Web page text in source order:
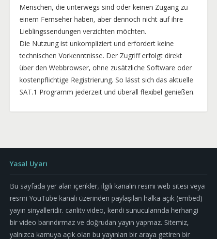
Menschen, die unterwegs sind oder keinen Zugang zu
einem Fernseher haben, aber dennoch nicht auf ihre
Lieblingssendungen verzichten möchten.
Die Nutzung ist unkompliziert und erfordert keine
technischen Vorkenntnisse. Der Zugriff erfolgt direkt
über den Webbrowser, ohne zusätzliche Software oder
kostenpflichtige Registrierung. So lässt sich das aktuelle
SAT.1 Programm jederzeit und überall flexibel genießen.
Yasal Uyarı
Bu sayfada yer alan içerikler, ilgili kanalın resmi web sitesi veya
resmi YouTube kanalı üzerinden paylaşılan halka açık (embed)
yayın sinyalleridir. canlitv.video, kendi sunucularında herhangi
bir video barındırmaz ve doğrudan yayın yapmaz. Sitemiz,
yalnızca kamuya açık olan bu yayınları bir araya getiren bir